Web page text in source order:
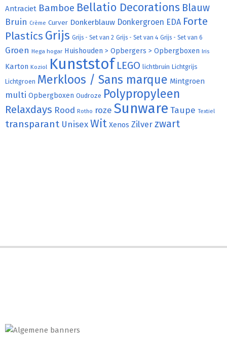
Antraciet Bamboe Bellatio Decorations Blauw
Bruin Crème Curver Donkerblauw Donkergroen EDA Forte
Plastics Grijs Grijs - Set van 2 Grijs - Set van 4 Grijs - Set van 6
Groen Hega hogar Huishouden > Opbergers > Opbergboxen Iris
Karton Koziol Kunststof LEGO lichtbruin Lichtgrijs
Lichtgroen Merkloos / Sans marque Mintgroen
multi Opbergboxen Oudroze Polypropyleen
Relaxdays Rood Rotho roze Sunware Taupe Textiel
transparant UnisexWit Xenos Zilver zwart